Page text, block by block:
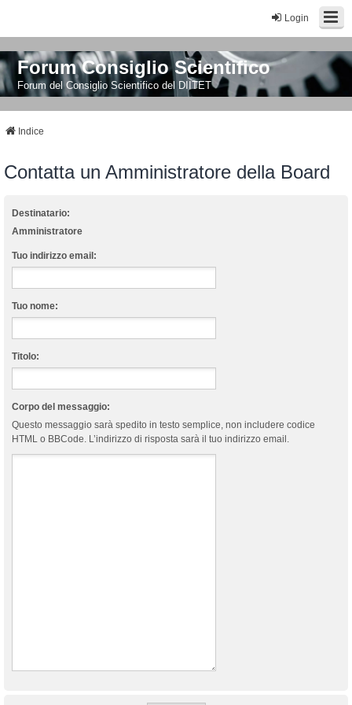
Login
Forum Consiglio Scientifico
Forum del Consiglio Scientifico del DIITET
Indice
Contatta un Amministratore della Board
Destinatario:
Amministratore
Tuo indirizzo email:
Tuo nome:
Titolo:
Corpo del messaggio:
Questo messaggio sarà spedito in testo semplice, non includere codice
HTML o BBCode. L’indirizzo di risposta sarà il tuo indirizzo email.